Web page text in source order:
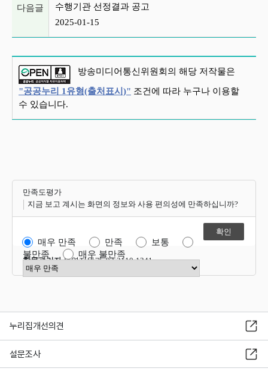
다음글
수행기관 선정결과 공고
2025-01-15
방송미디어통신위원회의 해당 저작물은
"공공누리 1유형(출처표시)" 조건에 따라 누구나 이용할
수 있습니다.
만족도평가
지금 보고 계시는 화면의 정보와 사용 편의성에 만족하십니까?
매우 만족 만족
보통
불만족
매우 불만족
만족도 점수 선택
항목관리자운영지원과 02-2110-1341
누리집개선의견
설문조사